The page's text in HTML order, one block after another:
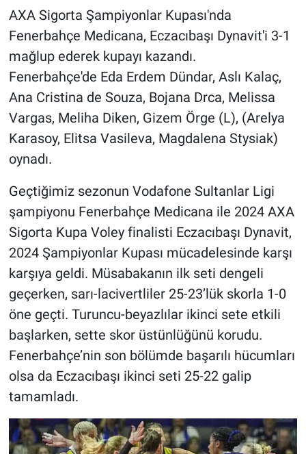
AXA Sigorta Şampiyonlar Kupası'nda
Fenerbahçe Medicana, Eczacıbaşı Dynavit'i 3-1
mağlup ederek kupayı kazandı.
Fenerbahçe'de Eda Erdem Dündar, Aslı Kalaç,
Ana Cristina de Souza, Bojana Drca, Melissa
Vargas, Meliha Diken, Gizem Örge (L), (Arelya
Karasoy, Elitsa Vasileva, Magdalena Stysiak)
oynadı.
Geçtiğimiz sezonun Vodafone Sultanlar Ligi
şampiyonu Fenerbahçe Medicana ile 2024 AXA
Sigorta Kupa Voley finalisti Eczacıbaşı Dynavit,
2024 Şampiyonlar Kupası mücadelesinde karşı
karşıya geldi. Müsabakanın ilk seti dengeli
geçerken, sarı-lacivertliler 25-23’lük skorla 1-0
öne geçti. Turuncu-beyazlılar ikinci sete etkili
başlarken, sette skor üstünlüğünü korudu.
Fenerbahçe’nin son bölümde başarılı hücumları
olsa da Eczacıbaşı ikinci seti 25-22 galip
tamamladı.
Gün Ortası
Gündem Özel
Günün görüntüsü
Haber
İlan
Kimdir
Koronavirüs
Kültür Sanat
Ne demişti
Nedir
Popüler
Programlar
Sağlık